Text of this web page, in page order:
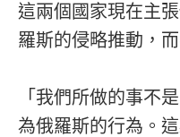
這兩個國家現在主
羅斯的侵略推動，
「我們所做的事不
為俄羅斯的行為。